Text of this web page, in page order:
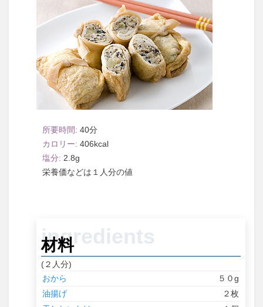
40
406
2.8
１人分
材料
(２人分)
おから
５０g
油揚げ
２枚